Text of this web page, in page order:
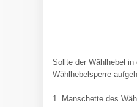
Sollte der Wählhebel
Wählhebelsperre
1. Manschette des